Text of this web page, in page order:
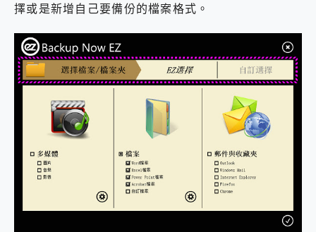
擇或是新增自己要備份的檔案格式。